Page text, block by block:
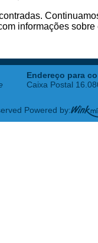
informações
Endereço para
Caixa Postal
Powered by: